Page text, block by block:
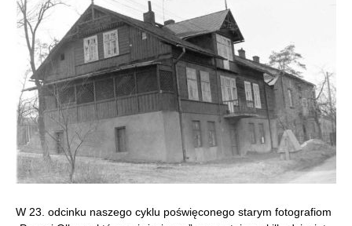
W 23. odcinku naszego cyklu poświęconego starym fotografiom